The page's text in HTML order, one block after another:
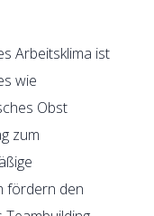
Arbeitsklima ist
wie
Obst
zum
fördern den